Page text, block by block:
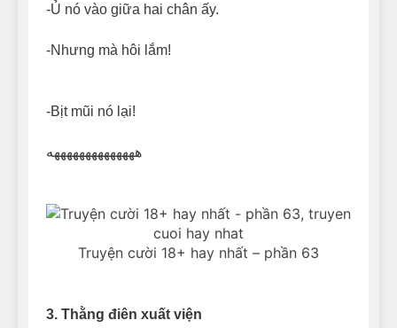
-Ủ nó vào giữa hai chân ấy.
-Nhưng mà hôi lắm!
-Bịt mũi nó lại!
ههههههههههههههه
Truyện cười 18+ hay nhất – phần 63
3. Thằng điên xuất viện